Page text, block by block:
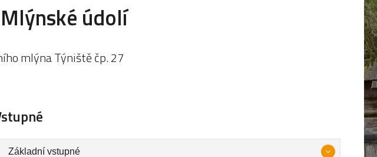
údolí
mlýna Týniště čp. 27
Základní vstupné